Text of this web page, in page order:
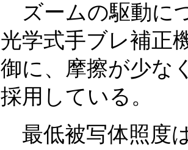
ズームの駆動に
光学式手ブレ補正
御に、摩擦が少な
採用している。
最低被写体照度